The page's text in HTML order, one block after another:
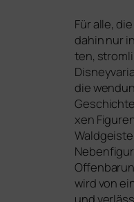
Für alle,
dahin nur
ten,
die
xen
wird von